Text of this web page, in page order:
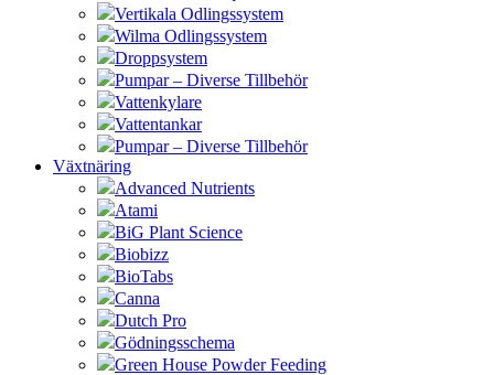
Vertikala Odlingssystem
Wilma Odlingssystem
Droppsystem
Pumpar – Diverse Tillbehör
Vattenkylare
Vattentankar
Pumpar – Diverse Tillbehör
Växtnäring
Advanced Nutrients
Atami
BiG Plant Science
Biobizz
BioTabs
Canna
Dutch Pro
Gödningsschema
Green House Powder Feeding